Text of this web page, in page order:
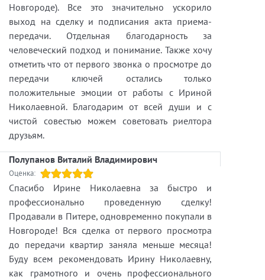
Новгороде). Все это значительно ускорило
выход на сделку и подписания акта приема-
передачи. Отдельная благодарность за
человеческий подход и понимание. Также хочу
отметить что от первого звонка о просмотре до
передачи ключей остались только
положительные эмоции от работы с Ириной
Николаевной. Благодарим от всей души и с
чистой совестью можем советовать риелтора
друзьям.
Полупанов Виталий Владимирович
Оценка:
Спасибо Ирине Николаевна за быстро и
профессионально проведенную сделку!
Продавали в Питере, одновременно покупали в
Новгороде! Вся сделка от первого просмотра
до передачи квартир заняла меньше месяца!
Буду всем рекомендовать Ирину Николаевну,
как грамотного и очень профессионального